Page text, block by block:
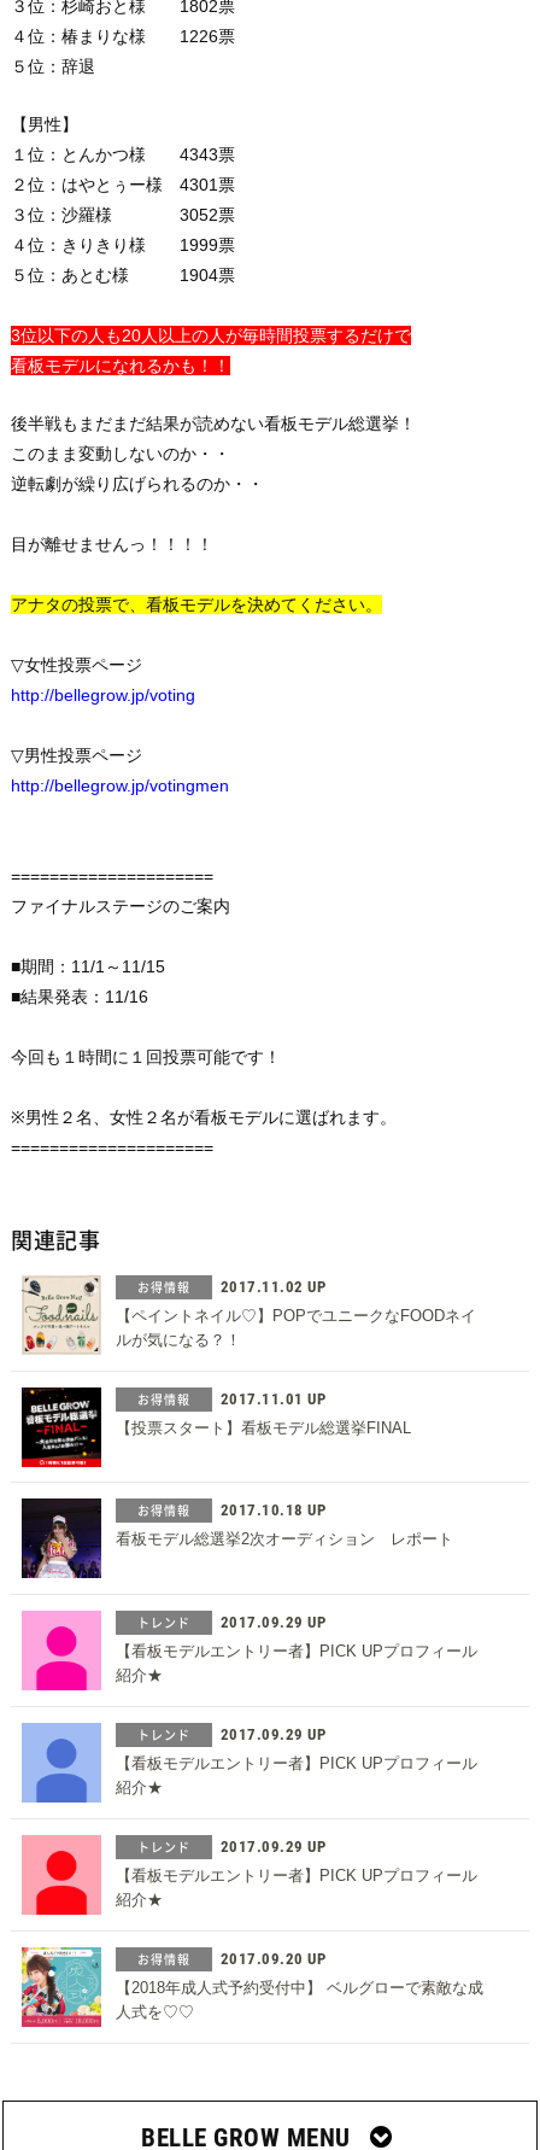
３位：杉崎おと様 1802票
４位：椿まりな様 1226票
５位：辞退
【男性】
１位：とんかつ様 4343票
２位：はやとぅー様 4301票
３位：沙羅様 3052票
４位：きりきり様 1999票
５位：あとむ様 1904票
3位以下の人も20人以上の人が毎時間投票するだけで
看板モデルになれるかも！！
後半戦もまだまだ結果が読めない看板モデル総選挙！
このまま変動しないのか・・
逆転劇が繰り広げられるのか・・
目が離せませんっ！！！！
アナタの投票で、看板モデルを決めてください。
▽女性投票ページ
http://bellegrow.jp/voting
▽男性投票ページ
http://bellegrow.jp/votingmen
=====================
ファイナルステージのご案内
■期間：11/1～11/15
■結果発表：11/16
今回も１時間に１回投票可能です！
※男性２名、女性２名が看板モデルに選ばれます。
=====================
関連記事
お得情報
2017.11.02 UP
【ペイントネイル♡】POPでユニークなFOODネイ
ルが気になる？！
お得情報
2017.11.01 UP
【投票スタート】看板モデル総選挙FINAL
お得情報
2017.10.18 UP
看板モデル総選挙2次オーディション レポート
トレンド
2017.09.29 UP
【看板モデルエントリー者】PICK UPプロフィール
紹介★
トレンド
2017.09.29 UP
【看板モデルエントリー者】PICK UPプロフィール
紹介★
トレンド
2017.09.29 UP
【看板モデルエントリー者】PICK UPプロフィール
紹介★
お得情報
2017.09.20 UP
【2018年成人式予約受付中】 ベルグローで素敵な成
人式を♡♡
BELLE GROW MENU